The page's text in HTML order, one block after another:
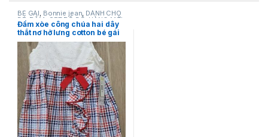
BÉ GÁI, Bonnie jean, DÀNH CHO
BÉ, ĐẦM+SET ĐỒ BỘ HÀNG MỚI
VỀ,NEW,SẢN PHẨM KHUYẾN
MÃI
Đầm xòe công chúa hai dây
thắt nơ hở lưng cotton bé gái
size 4T,6X hiệu Bonnie Jean
hàng xách tay mỹ